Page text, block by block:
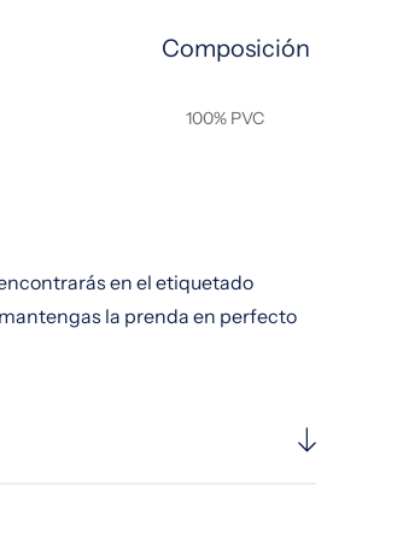
Composición
100% PVC
en el etiquetado
la prenda en perfecto